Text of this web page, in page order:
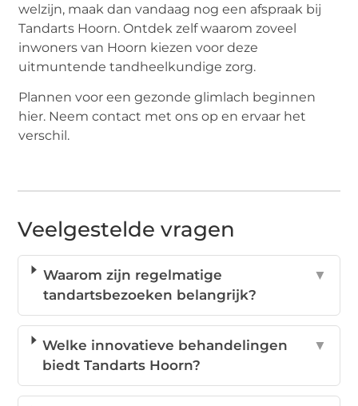
welzijn, maak dan vandaag nog een afspraak bij
Tandarts Hoorn. Ontdek zelf waarom zoveel
inwoners van Hoorn kiezen voor deze
uitmuntende tandheelkundige zorg.
Plannen voor een gezonde glimlach beginnen
hier. Neem contact met ons op en ervaar het
verschil.
Veelgestelde vragen
Waarom zijn regelmatige
tandartsbezoeken belangrijk?
▼
Welke innovatieve behandelingen
biedt Tandarts Hoorn?
▼